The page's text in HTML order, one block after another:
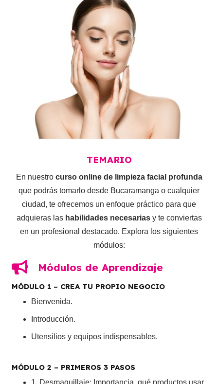
TEMARIO
En nuestro curso online de limpieza facial profunda
que podrás tomarlo desde Bucaramanga o cualquier
ciudad, te ofrecemos un enfoque práctico para que
adquieras las habilidades necesariasy te conviertas
en un profesional destacado. Explora los siguientes
módulos:
Módulos de Aprendizaje
MÓDULO 1 – CREA TU PROPIO NEGOCIO
Bienvenida.
Introducción.
Utensilios y equipos indispensables.
MÓDULO 2 – PRIMEROS 3 PASOS